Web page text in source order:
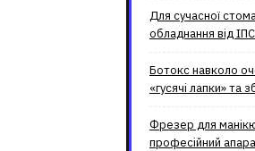
Для сучасної
обладнання від
Ботокс навколо
«гусячі лапки» та
Фрезер для
професійний